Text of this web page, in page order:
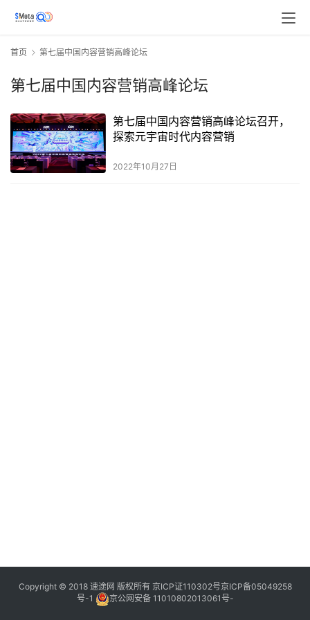
首页 第七届中国内容营销高峰论坛
第七届中国内容营销高峰论坛
第七届中国内容营销高峰论坛召开，
探索元宇宙时代内容营销
2022年10月27日
Copyright © 2018 速途网 版权所有 京ICP证110302号京ICP备05049258
号-1
京公网安备 11010802013061号-